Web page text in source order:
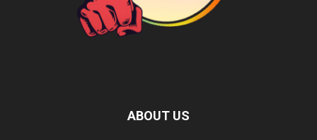
ABOUT US